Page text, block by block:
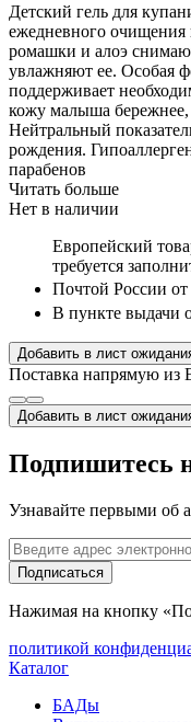
Детский гель для
ежедневного
ромашки и алоэ
увлажняют ее. Особая
поддерживает
кожу малыша
Нейтральный
рождения.
парабенов
Читать больше
Нет в наличии
Европейский
требуется
Почтой России
В пункте выдачи
Добавить в лист
Поставка напрямую из
Добавить в лист
Подпишитесь
Узнавайте первыми об
Подписаться
Нажимая на кнопку
политикой
Каталог
БАДы